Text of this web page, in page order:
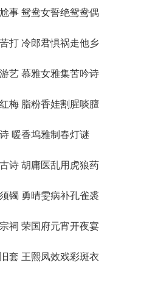
事 鸳鸯女誓绝鸳鸯偶
打 冷郎君惧祸走他乡
艺 慕雅女雅集苦吟诗
梅 脂粉香娃割腥啖膻
暖香坞雅制春灯谜
诗 胡庸医乱用虎狼药
镯 勇晴雯病补孔雀裘
祠 荣国府元宵开夜宴
套 王熙凤效戏彩斑衣